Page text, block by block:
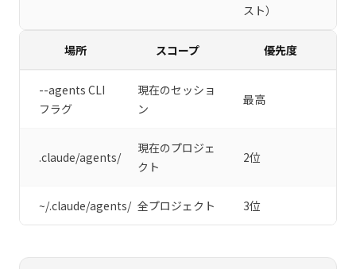
スト）
場所 スコープ 優先度
--agents CLI
フラグ
現在のセッショ
ン
最高
.claude/agents/
現在のプロジェ
クト
2位
~/.claude/agents/ 全プロジェクト 3位